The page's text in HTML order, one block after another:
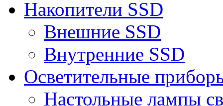
Накопители SSD
Внешние SSD
Внутренние SSD
Осветительные
Настольные лампы